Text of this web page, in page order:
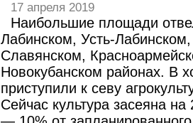
17 апреля 2019
Наибольшие площади
Лабинском, Усть-Лабинском,
Славянском,
Новокубанском районах. В
приступили к севу
Сейчас культура засеяна на